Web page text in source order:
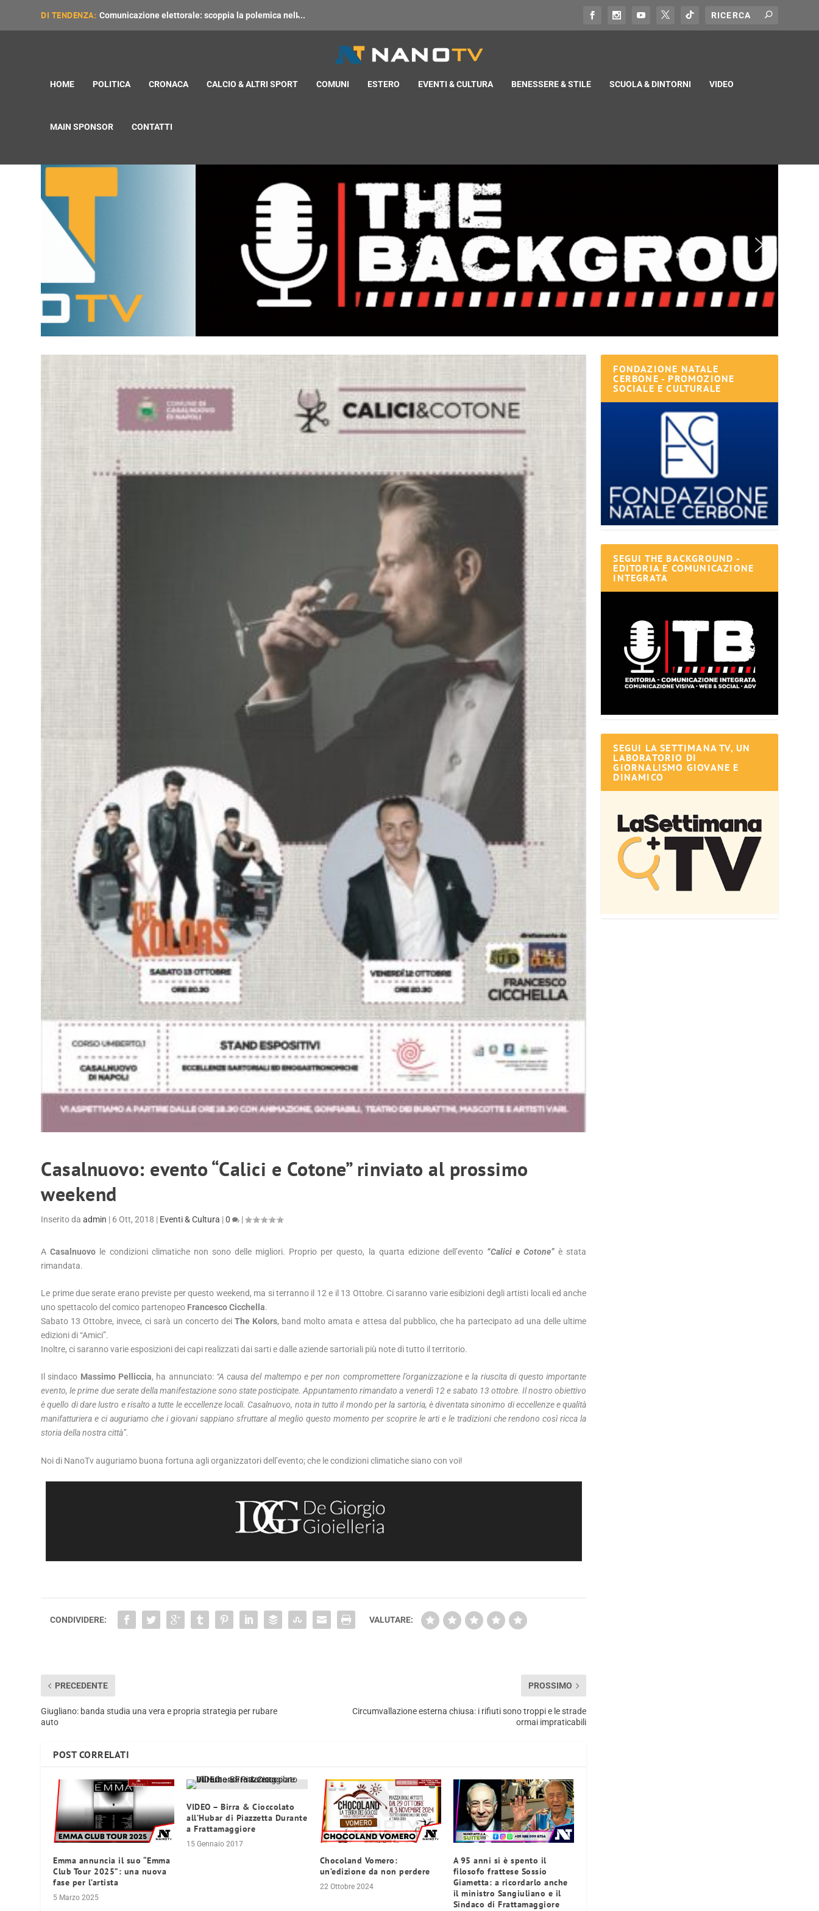
DI TENDENZA: Comunicazione elettorale: scoppia la polemica nell̵...
HOME POLITICA CRONACA CALCIO & ALTRI SPORT COMUNI ESTERO EVENTI & CULTURA BENESSERE & STILE SCUOLA & DINTORNI VIDEO
MAIN SPONSOR CONTATTI
Casalnuovo: evento “Calici e Cotone” rinviato al prossimo
weekend
Inserito daadmin | 6 Ott, 2018 | Eventi & Cultura |0 |
ACasalnuovo le condizioni climatiche non sono delle migliori. Proprio per questo, la quarta edizione dell’evento “Calici e Cotone” è stata
rimandata.
Le prime due serate erano previste per questo weekend, ma si terranno il 12 e il 13 Ottobre. Ci saranno varie esibizioni degli artisti locali ed anche
uno spettacolo del comico partenopeo Francesco Cicchella.
Sabato 13 Ottobre, invece, ci sarà un concerto deiThe Kolors, band molto amata e attesa dal pubblico, che ha partecipato ad una delle ultime
edizioni di “Amici”.
Inoltre, ci saranno varie esposizioni dei capi realizzati dai sarti e dalle aziende sartoriali più note di tutto il territorio.
Il sindaco Massimo Pelliccia, ha annunciato: “A causa del maltempo e per non compromettere l’organizzazione e la riuscita di questo importante
evento, le prime due serate della manifestazione sono state posticipate. Appuntamento rimandato a venerdì 12 e sabato 13 ottobre. Il nostro obiettivo
è quello di dare lustro e risalto a tutte le eccellenze locali. Casalnuovo, nota in tutto il mondo per la sartoria, è diventata sinonimo di eccellenze e qualità
manifatturiera e ci auguriamo che i giovani sappiano sfruttare al meglio questo momento per scoprire le arti e le tradizioni che rendono così ricca la
storia della nostra città”.
Noi di NanoTv auguriamo buona fortuna agli organizzatori dell’evento; che le condizioni climatiche siano con voi!
CONDIVIDERE: VALUTARE:
PRECEDENTE
Giugliano: banda studia una vera e propria strategia per rubare
auto
PROSSIMO
Circumvallazione esterna chiusa: i rifiuti sono troppi e le strade
ormai impraticabili
POST CORRELATI
Emma annuncia il suo “Emma
Club Tour 2025”: una nuova
fase per l’artista
5 Marzo 2025
VIDEO – Birra & Cioccolato
all’Hubar di Piazzetta Durante
a Frattamaggiore
15 Gennaio 2017
Chocoland Vomero:
un’edizione da non perdere
22 Ottobre 2024
A 95 anni si è spento il
filosofo frattese Sossio
Giametta: a ricordarlo anche
il ministro Sangiuliano e il
Sindaco di Frattamaggiore
FONDAZIONE NATALE
CERBONE - PROMOZIONE
SOCIALE E CULTURALE
SEGUI THE BACKGROUND -
EDITORIA E COMUNICAZIONE
INTEGRATA
SEGUI LA SETTIMANA TV, UN
LABORATORIO DI
GIORNALISMO GIOVANE E
DINAMICO